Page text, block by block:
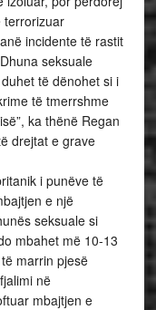
terrorizuar
incidente të rastit
seksuale
të dënohet si i
të tmerrshme
ka thënë Regan
drejtat e grave
i punëve të
e një
seksuale si
mbahet më 10-13
marrin pjesë
në
mbajtjen e